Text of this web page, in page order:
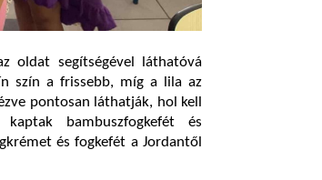
oldat segítségével láthatóvá
szín a frissebb, míg a lila az
pontosan láthatják, hol kell
bambuszfogkefét és
és fogkefét a Jordantől